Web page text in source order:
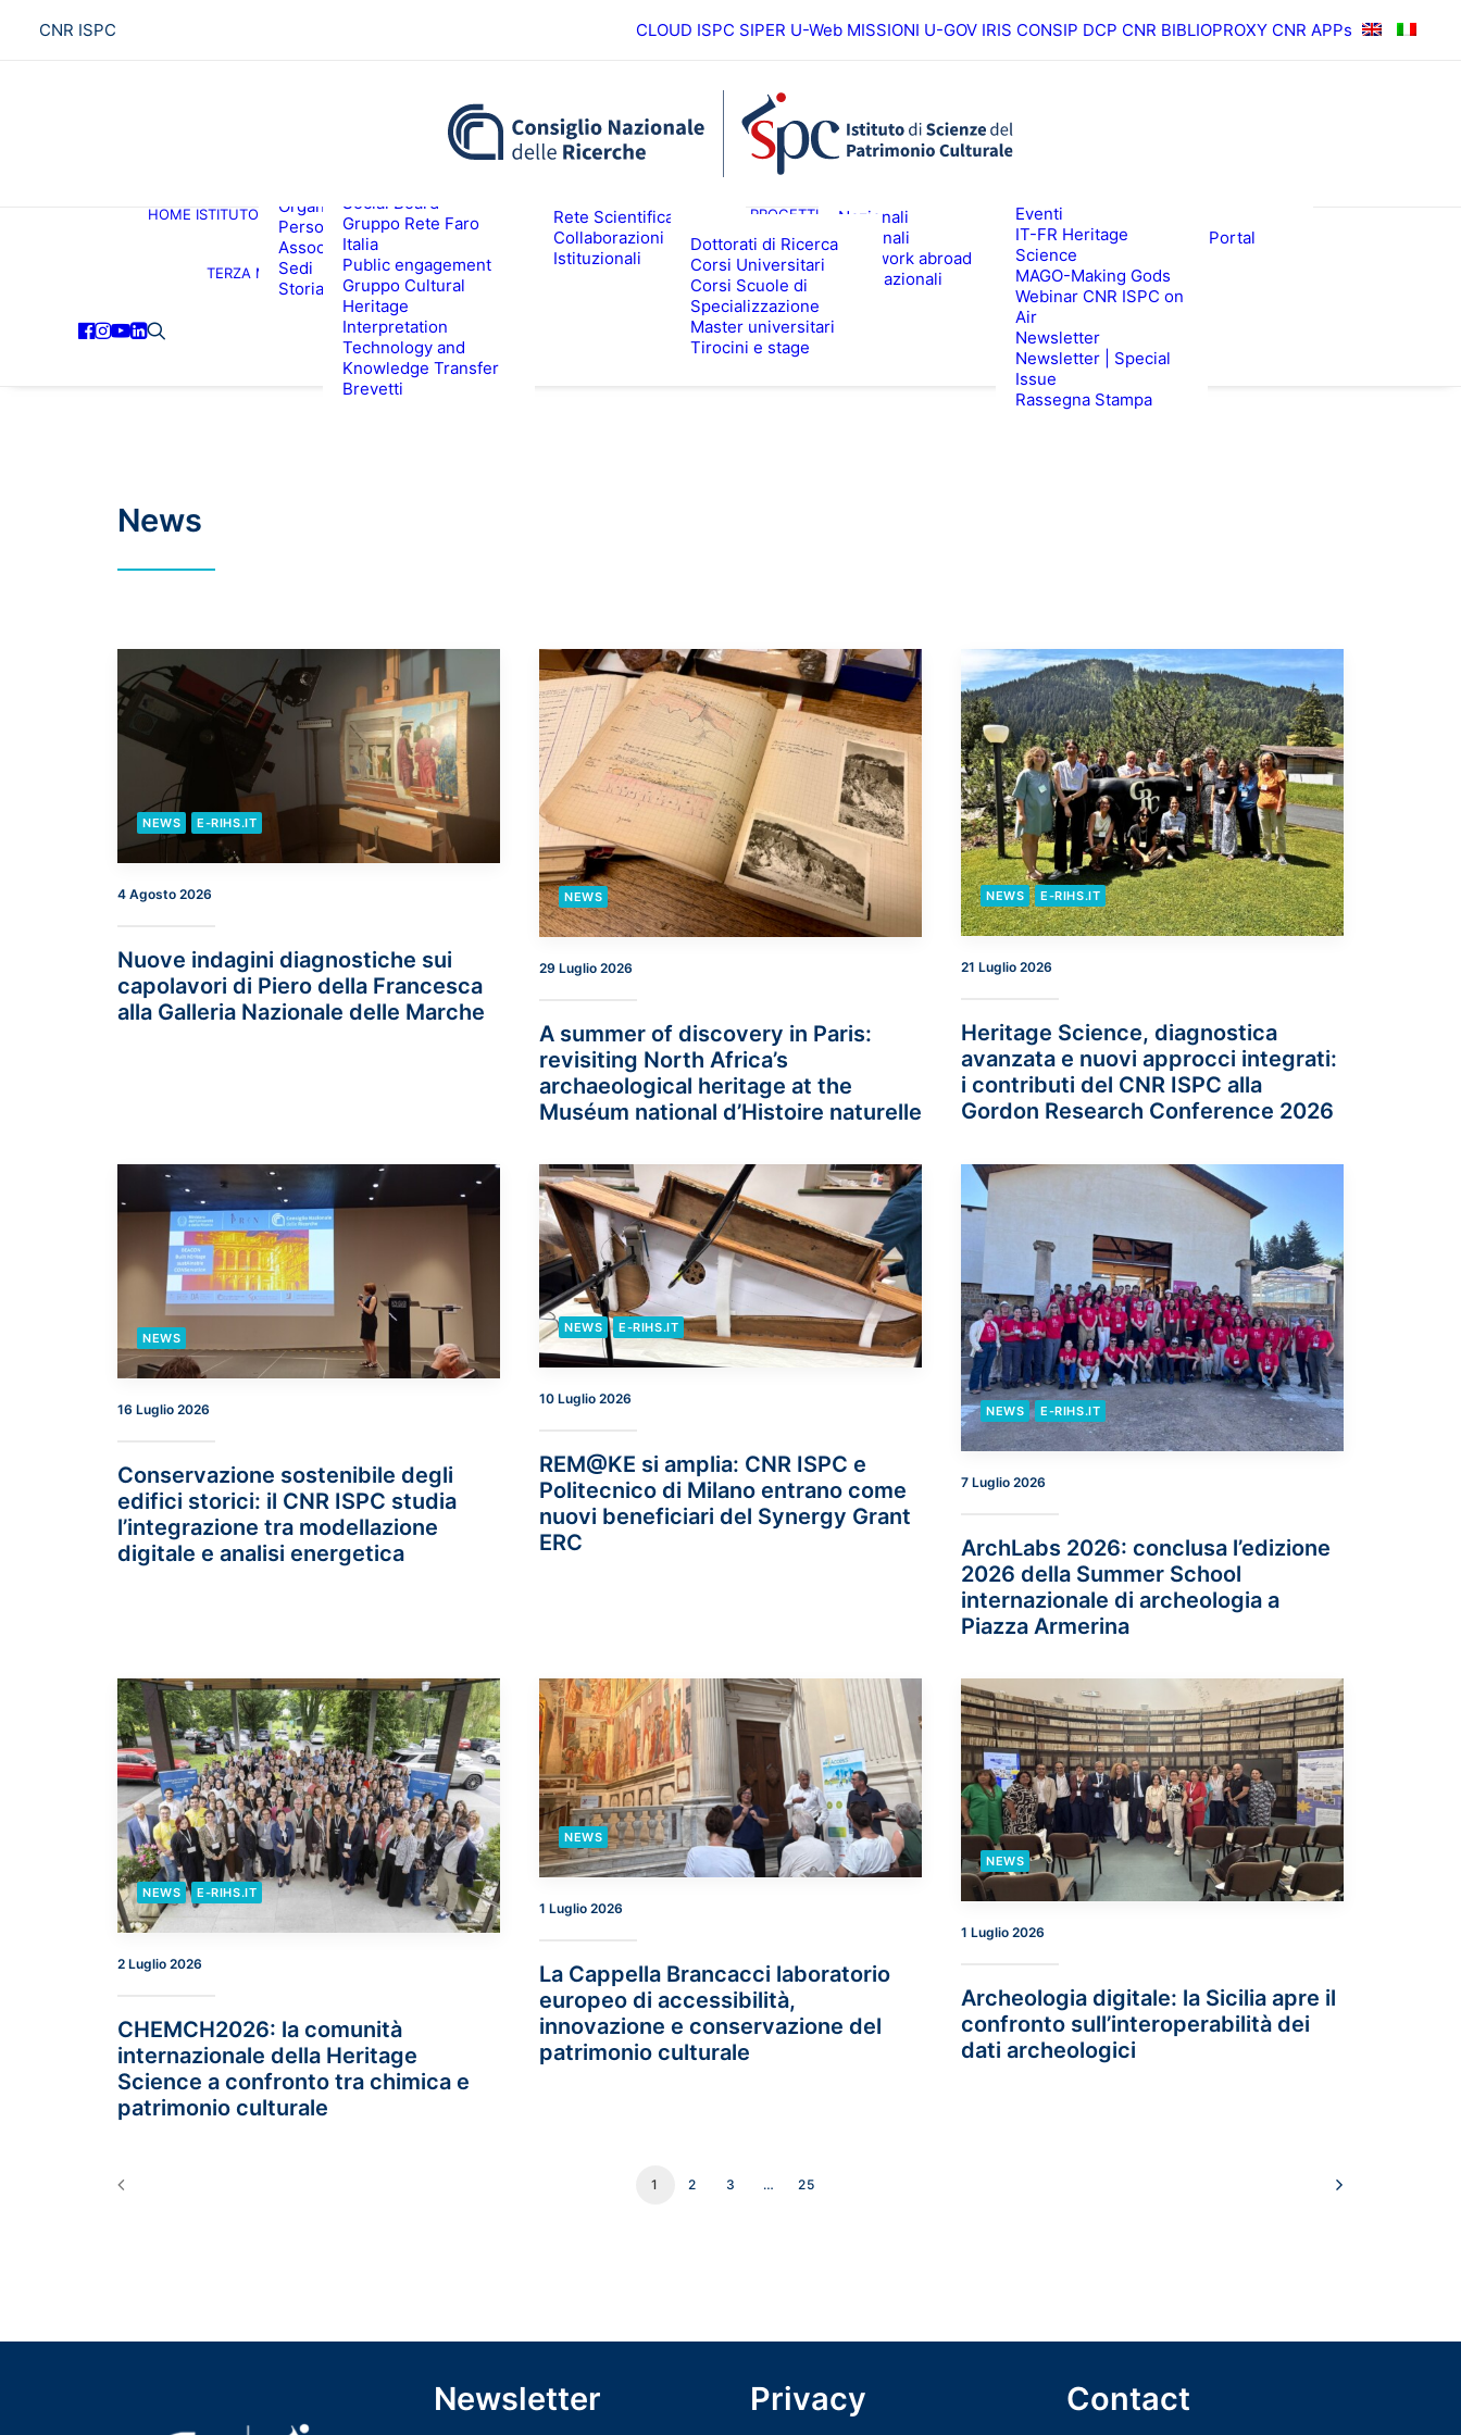
CNR ISPC CLOUD ISPC SIPER U-Web MISSIONI U-GOV IRIS CONSIP DCP CNR BIBLIOPROXY CNR APPs
HOME ISTITUTO
Organigramma
Personale
Associati ISPC
Sedi
Storia
Rete Scientifica
Collaborazioni
Istituzionali
PROGETTI
Nazionali
Regionali
Fieldwork abroad
Internazionali
RISULTATI
ISPC Open Portal
TERZA MISSIONE
Social Board
Gruppo Rete Faro
Italia
Public engagement
Gruppo Cultural
Heritage
Interpretation
Technology and
Knowledge Transfer
Brevetti
Dottorati di Ricerca
Corsi Universitari
Corsi Scuole di
Specializzazione
Master universitari
Tirocini e stage
EVENTI & NEWS
Eventi
IT-FR Heritage
Science
MAGO-Making Gods
Webinar CNR ISPC on
Air
Newsletter
Newsletter | Special
Issue
Rassegna Stampa
News
NEWS E-RIHS.IT
4 Agosto 2026
Nuove indagini diagnostiche sui
capolavori di Piero della Francesca
alla Galleria Nazionale delle Marche
NEWS
29 Luglio 2026
A summer of discovery in Paris:
revisiting North Africa’s
archaeological heritage at the
Muséum national d’Histoire naturelle
NEWS E-RIHS.IT
21 Luglio 2026
Heritage Science, diagnostica
avanzata e nuovi approcci integrati:
i contributi del CNR ISPC alla
Gordon Research Conference 2026
NEWS
16 Luglio 2026
Conservazione sostenibile degli
edifici storici: il CNR ISPC studia
l’integrazione tra modellazione
digitale e analisi energetica
NEWS E-RIHS.IT
10 Luglio 2026
REM@KE si amplia: CNR ISPC e
Politecnico di Milano entrano come
nuovi beneficiari del Synergy Grant
ERC
NEWS E-RIHS.IT
7 Luglio 2026
ArchLabs 2026: conclusa l’edizione
2026 della Summer School
internazionale di archeologia a
Piazza Armerina
NEWS E-RIHS.IT
2 Luglio 2026
CHEMCH2026: la comunità
internazionale della Heritage
Science a confronto tra chimica e
patrimonio culturale
NEWS
1 Luglio 2026
La Cappella Brancacci laboratorio
europeo di accessibilità,
innovazione e conservazione del
patrimonio culturale
NEWS
1 Luglio 2026
Archeologia digitale: la Sicilia apre il
confronto sull’interoperabilità dei
dati archeologici
1 2 3 … 25
Newsletter Privacy Contact